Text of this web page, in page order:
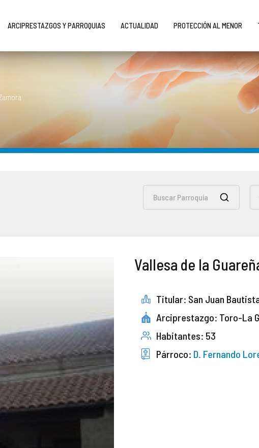
ARCIPRESTAZGOS Y PARROQUIAS ACTUALIDAD PROTECCIÓN AL MENOR
Vallesa de la
Titular: San Juan
Arciprestazgo: Toro-La
Habitantes: 53
Párroco: D. Fernando